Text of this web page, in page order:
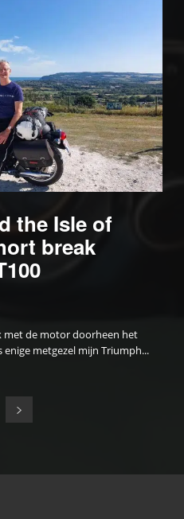
the Isle of
break
met de motor doorheen het
enige metgezel mijn Triumph...